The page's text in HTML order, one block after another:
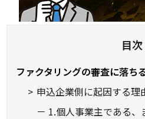
目次
ファクタリングの審査に落ち
申込企業側に起因する理
1.個人事業主である